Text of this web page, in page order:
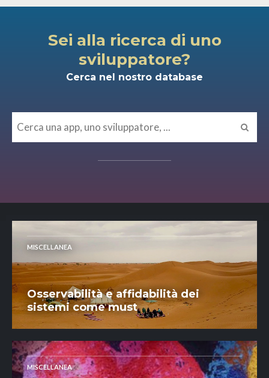
Sei alla ricerca di uno
sviluppatore?
Cerca nel nostro database
MISCELLANEA
Osservabilità e affidabilità dei
sistemi come must
MISCELLANEA